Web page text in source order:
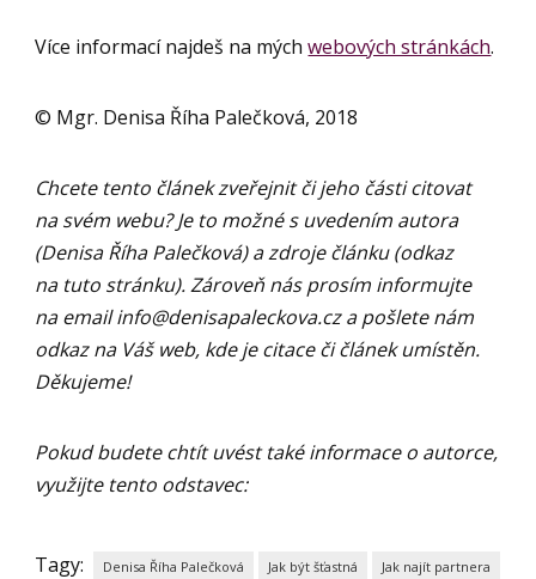
Více informací najdeš na mýchwebových stránkách.
© Mgr. Denisa Říha Palečková, 2018
Chcete tento článek zveřejnit či jeho části citovat
na svém webu? Je to možné s uvedením autora
(Denisa Říha Palečková) a zdroje článku (odkaz
na tuto stránku). Zároveň nás prosím informujte
na emailinfo@denisapaleckova.cza pošlete nám
odkaz na Váš web, kde je citace či článek umístěn.
Děkujeme!
Pokud budete chtít uvést také informace o autorce,
využijte tento odstavec:
Tagy: Denisa Říha Palečková Jak být šťastná Jak najít partnera